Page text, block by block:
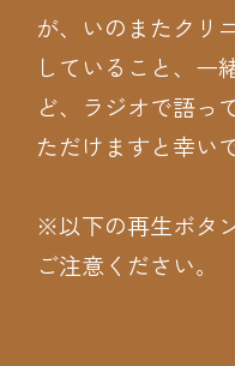
が、いのまたクリ
していること、一
ど、ラジオで語っ
ただけますと幸い
※以下の再生ボタ
ご注意ください。